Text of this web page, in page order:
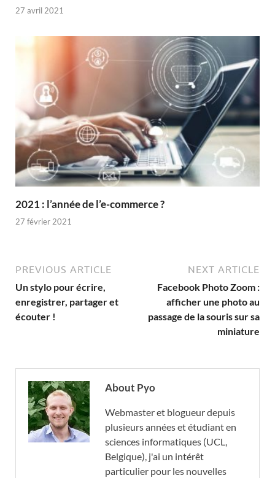
27 avril 2021
2021 : l’année de l’e-commerce ?
27 février 2021
PREVIOUS ARTICLE
Un stylo pour écrire,
enregistrer, partager et
écouter !
NEXT ARTICLE
Facebook Photo Zoom :
afficher une photo au
passage de la souris sur sa
miniature
About Pyo
Webmaster et blogueur depuis
plusieurs années et étudiant en
sciences informatiques (UCL,
Belgique), j'ai un intérêt
particulier pour les nouvelles